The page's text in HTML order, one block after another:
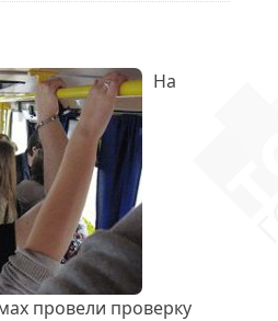
На
провели проверку